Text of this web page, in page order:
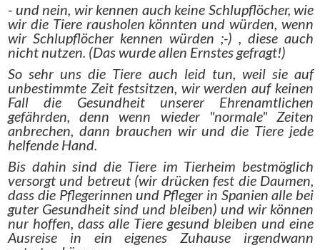
- und nein, wir kennen auch keine Schlupflöcher, wie
wir die Tiere rausholen könnten und würden, wenn
wir Schlupflöcher kennen würden ;-) , diese auch
nicht nutzen. (Das wurde allen Ernstes gefragt!)
So sehr uns die Tiere auch leid tun, weil sie auf
unbestimmte Zeit festsitzen, wir werden auf keinen
Fall die Gesundheit unserer Ehrenamtlichen
gefährden, denn wenn wieder "normale" Zeiten
anbrechen, dann brauchen wir und die Tiere jede
helfende Hand.
Bis dahin sind die Tiere im Tierheim bestmöglich
versorgt und betreut (wir drücken fest die Daumen,
dass die Pflegerinnen und Pfleger in Spanien alle bei
guter Gesundheit sind und bleiben) und wir können
nur hoffen, dass alle Tiere gesund bleiben und eine
Ausreise in ein eigenes Zuhause irgendwann